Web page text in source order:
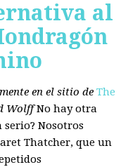
al
en el sitio deThe
Wolff No hay otra
serio? Nosotros
Thatcher, que un